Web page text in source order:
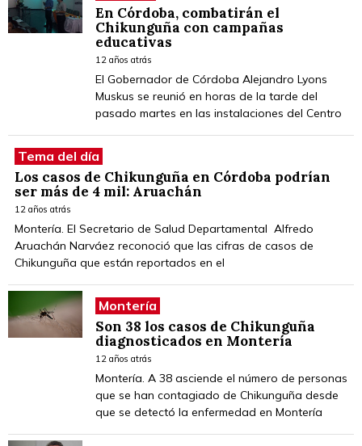
En Córdoba, combatirán el
Chikunguña con campañas
educativas
12 años atrás
El Gobernador de Córdoba Alejandro Lyons
Muskus se reunió en horas de la tarde del
pasado martes en las instalaciones del Centro
Tema del día
Los casos de Chikunguña en Córdoba podrían
ser más de 4 mil: Aruachán
12 años atrás
Montería. El Secretario de Salud Departamental Alfredo
Aruachán Narváez reconoció que las cifras de casos de
Chikunguña que están reportados en el
Montería
Son 38 los casos de Chikunguña
diagnosticados en Montería
12 años atrás
Montería. A 38 asciende el número de personas
que se han contagiado de Chikunguña desde
que se detectó la enfermedad en Montería